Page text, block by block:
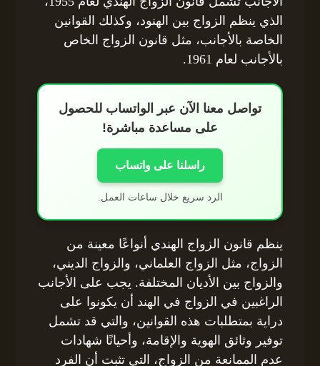
الذي ينظم الزواج بين الهنود، وكذلك القوانين
الخاصة بالأجانب، مثل قانون الزواج الخاص
بالأجانب لعام 1961.
تواصل معنا الآن عبر الواتساب للحصول
على مساعدة مباشرة!
راسلنا على واتساب
الرد سريع خلال ساعات العمل.
ينظم قانون الزواج الهندي أنواعًا معينة من
الزواج، مثل الزواج العلماني، والزواج الديني،
والزواج بين الأديان المختلفة. يجب على الأجانب
الراغبين في الزواج في الهند أن يكونوا على
دراية بمتطلبات هذه القوانين، والتي قد تشمل
توفير وثائق الهوية والإقامة، وأحيانًا شهادات
عدم الممانعة من الزواج، التي تثبت أن الفرد